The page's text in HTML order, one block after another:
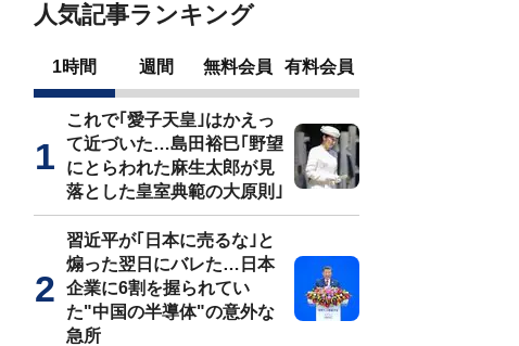
人気記事ランキング
1時間 週間 無料会員 有料会員
これで｢愛子天皇｣はかえっ
て近づいた…島田裕巳｢野望
にとらわれた麻生太郎が見
落とした皇室典範の大原則｣
習近平が｢日本に売るな｣と
煽った翌日にバレた…日本
企業に6割を握られてい
た"中国の半導体"の意外な
急所